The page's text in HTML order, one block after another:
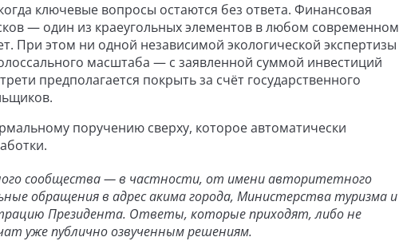
ключевые вопросы остаются без ответа. Финансовая
— один из краеугольных элементов в любом современном
При этом ни одной независимой экологической экспертизы
масштаба — с заявленной суммой инвестиций
предполагается покрыть за счёт государственного
поручению сверху, которое автоматически
сообщества — в частности, от имени авторитетного
обращения в адрес акима города, Министерства туризма и
Президента. Ответы, которые приходят, либо не
уже публично озвученным решениям.